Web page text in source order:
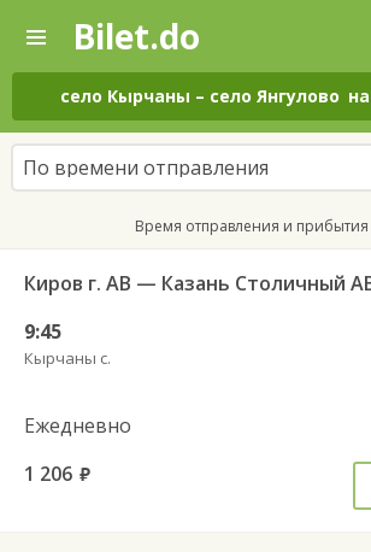
—
Поиск
и
покупка
билетов
на
автобус
онлайн
Bilet.do
село Кырчаны – село Янгулово
По времени отправления
Время отправления и прибытия
Киров г. АВ — Казань Столичный
9:45
Кырчаны с.
Ежедневно
1 206 руб.